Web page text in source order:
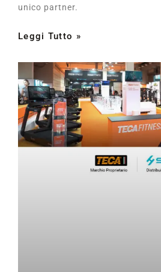
unico partner.
Leggi Tutto »